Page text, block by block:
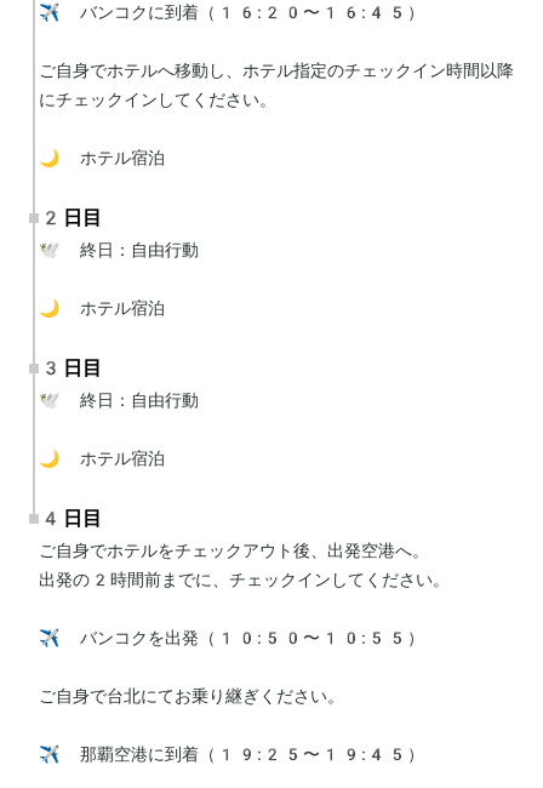
✈️ バンコクに到着（16:20〜16:45）
ご自身でホテルへ移動し、ホテル指定のチェックイン時間以降
にチェックインしてください。
🌙 ホテル宿泊
2日目
🕊 終日：自由行動
🌙 ホテル宿泊
3日目
🕊 終日：自由行動
🌙 ホテル宿泊
4日目
ご自身でホテルをチェックアウト後、出発空港へ。
出発の2時間前までに、チェックインしてください。
✈️ バンコクを出発（10:50〜10:55）
ご自身で台北にてお乗り継ぎください。
✈️ 那覇空港に到着（19:25〜19:45）